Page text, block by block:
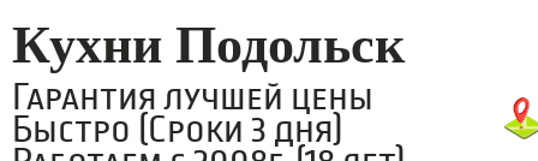
Кухни Подольск
Гарантия лучшей цены
Быстро (Сроки 3 дня)